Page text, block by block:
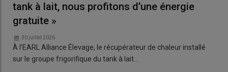
tank à lait, nous profitons d’une énergie
gratuite »
30 juillet 2026
À l’EARL Alliance Élevage, le récupérateur de chaleur installé
sur le groupe frigorifique du tank à lait…